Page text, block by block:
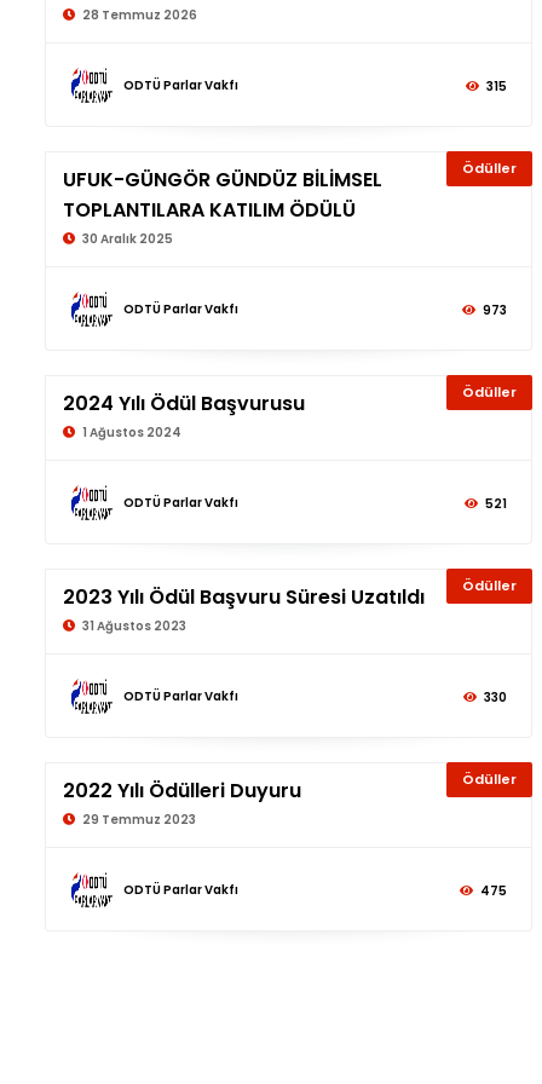
28 Temmuz 2026
ODTÜ Parlar Vakfı 315
Ödüller
UFUK-GÜNGÖR GÜNDÜZ BİLİMSEL
TOPLANTILARA KATILIM ÖDÜLÜ
30 Aralık 2025
ODTÜ Parlar Vakfı 973
Ödüller
2024 Yılı Ödül Başvurusu
1 Ağustos 2024
ODTÜ Parlar Vakfı 521
Ödüller
2023 Yılı Ödül Başvuru Süresi Uzatıldı
31 Ağustos 2023
ODTÜ Parlar Vakfı 330
Ödüller
2022 Yılı Ödülleri Duyuru
29 Temmuz 2023
ODTÜ Parlar Vakfı 475